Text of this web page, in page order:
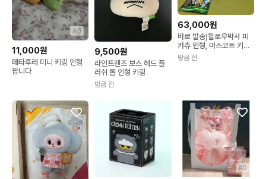
AD
11,000원
페타후레 미니 키링 인형
팝니다
9,500원
라인프렌즈 보스 헤드 플
러쉬 돌 인형 키링
방금 전
63,000원
바로 발송)윌로우박사 피
카츄 인형, 마스코트 키링
일괄
방금 전
AD